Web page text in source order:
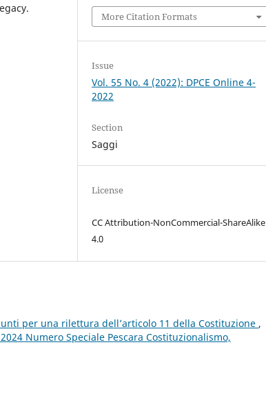
More Citation Formats
Issue
Vol. 55 No. 4 (2022): DPCE Online 4-
2022
Section
Saggi
License
CC Attribution-NonCommercial-ShareAlike
4.0
per una rilettura dell’articolo 11 della Costituzione ,
2024 Numero Speciale Pescara Costituzionalismo,